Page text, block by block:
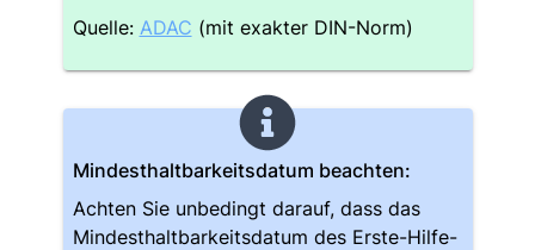
Quelle: ADAC (mit exakter DIN-Norm)
Mindesthaltbarkeitsdatum beachten:
Achten Sie unbedingt darauf, dass das
Mindesthaltbarkeitsdatum des Erste-Hilfe-